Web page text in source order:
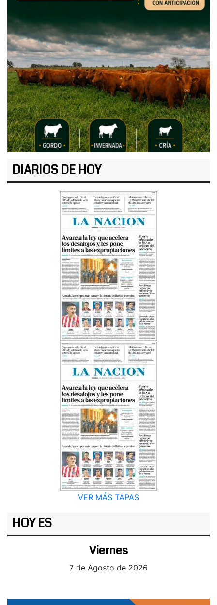
DIARIOS DE HOY
VER MÁS TAPAS
HOY ES
Viernes
7 de Agosto de 2026